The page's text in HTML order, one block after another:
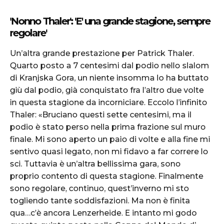
'Nonno Thaler': 'E' una grande stagione, sempre
regolare'
Un’altra grande prestazione per Patrick Thaler.
Quarto posto a 7 centesimi dal podio nello slalom
di Kranjska Gora, un niente insomma lo ha buttato
giù dal podio, già conquistato fra l’altro due volte
in questa stagione da incorniciare. Eccolo l’infinito
Thaler: «Bruciano questi sette centesimi, ma il
podio è stato perso nella prima frazione sul muro
finale. Mi sono aperto un paio di volte e alla fine mi
sentivo quasi legato, non mi fidavo a far correre lo
sci. Tuttavia è un’altra bellissima gara, sono
proprio contento di questa stagione. Finalmente
sono regolare, continuo, quest’inverno mi sto
togliendo tante soddisfazioni. Ma non è finita
qua…c’è ancora Lenzerheide. E intanto mi godo